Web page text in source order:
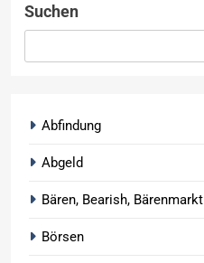
Suchen
Abfindung
Abgeld
Bären, Bearish, Bärenmarkt
Börsen